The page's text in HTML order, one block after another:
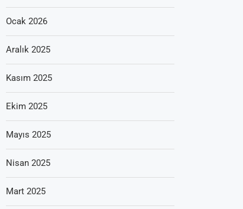
Ocak 2026
Aralık 2025
Kasım 2025
Ekim 2025
Mayıs 2025
Nisan 2025
Mart 2025